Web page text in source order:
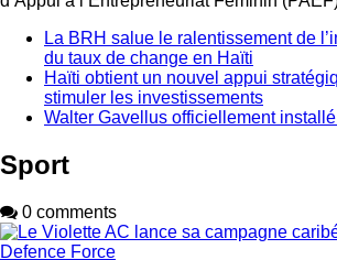
La BRH salue le ralentissement de
du taux de change en Haïti
Haïti obtient un nouvel appui
stimuler les investissements
Walter Gavellus officiellement installé
Sport
0 comments